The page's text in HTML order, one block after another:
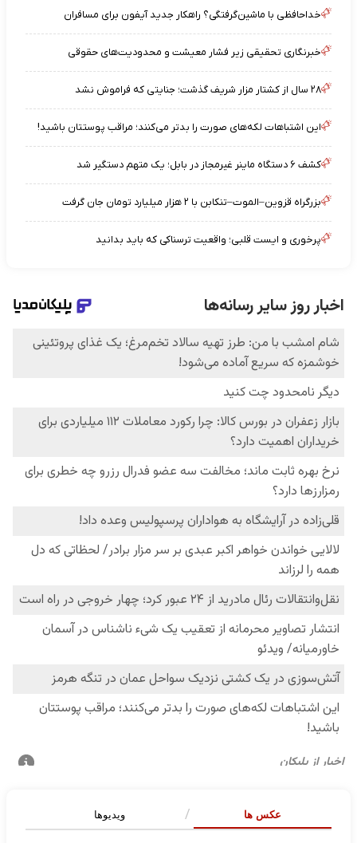
خداحافظی با ماشین‌گرفتگی؟ راهکار جدید آیفون برای مسافران
خبرنگاری تحقیقی زیر فشار معیشت و محدودیت‌های حقوقی
۲۸ سال از کشتار مزار شریف گذشت؛ جنایتی که فراموش نشد
این اشتباهات لکه‌های صورت را بدتر می‌کنند؛ مراقب پوستتان باشید!
کشف ۶ دستگاه ماینر غیرمجاز در بابل؛ یک متهم دستگیر شد
بزرگراه قزوین–الموت–تنکابن با ۲ هزار میلیارد تومان جان گرفت
پرخوری و ایست قلبی؛ واقعیت ترسناکی که باید بدانید
عکس ها ویدیوها